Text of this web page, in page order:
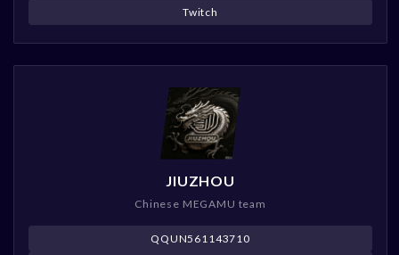
Twitch
JIUZHOU
Chinese MEGAMU team
QQUN561143710